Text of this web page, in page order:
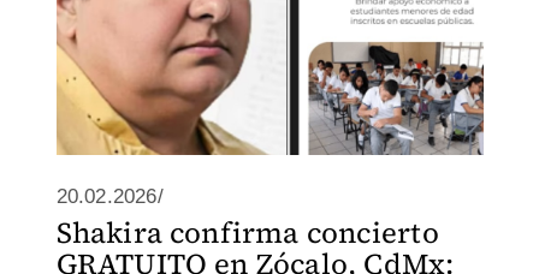
20.02.2026/
Shakira confirma concierto
GRATUITO en Zócalo, CdMx: